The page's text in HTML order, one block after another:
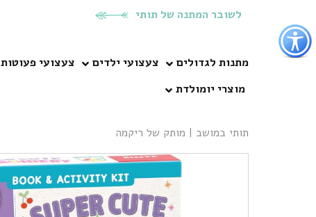
כפתור
לפתיחת
תפריט
נגישות
לשובר המתנה של תותי
מתנות לגדולים צעצועי ילדים צעצועי פעוטות
מוצרי יומולדת
תותי במושב | מותק של ריקמה